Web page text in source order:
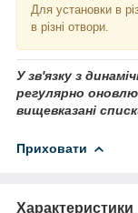
Для установки в
в різні отвори.
У зв'язку з
регулярно
вищевказані
Приховати
Характеристики